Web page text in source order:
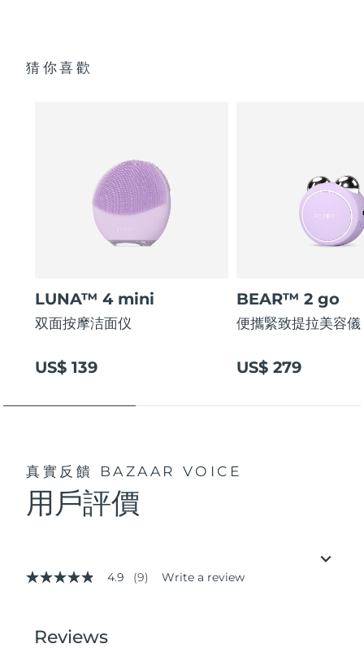
猜你喜歡
LUNA™ 4 mini
双面按摩洁面仪
US$ 139
BEAR™ 2 go
便攜緊致提拉美容儀
US$ 279
真實反饋 BAZAAR VOICE
用戶評價
4.9
stars,
4.9 (9) Write a review